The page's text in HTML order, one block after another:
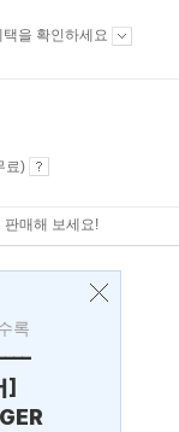
을 확인하세요
료)
판매해 보세요!
록
]